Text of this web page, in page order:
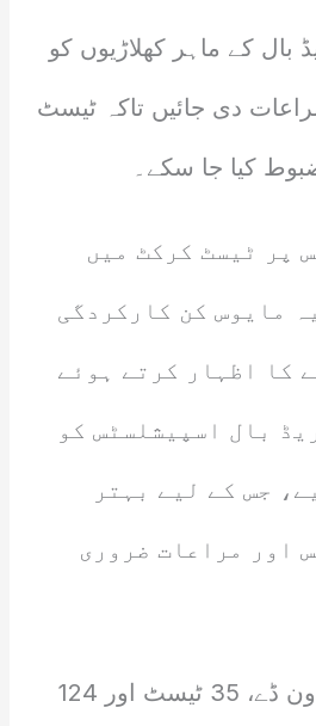
بال کے ماہر کھلاڑیوں کو
دی جائیں تاکہ ٹیسٹ
کیا جا سکے۔
پر ٹیسٹ کرکٹ میں
مایوس کن کارکردگی
کا اظہار کرتے ہوئے
بال اسپیشلسٹس کو
جس کے لیے بہتر
اور مراعات ضروری
پاکستان کیلئے 287 ون ڈے، 35 ٹیسٹ اور 124